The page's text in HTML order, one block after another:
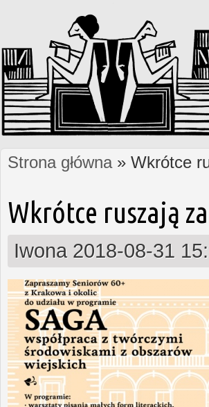
Jesteś tutaj
Strona główna» Wkrótce
Wkrótce ruszają
Iwona 2018-08-31